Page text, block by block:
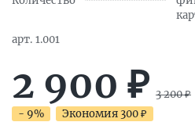
арт. 1.001
2 900 ₽ 3 200₽
- 9%
Экономия 300₽